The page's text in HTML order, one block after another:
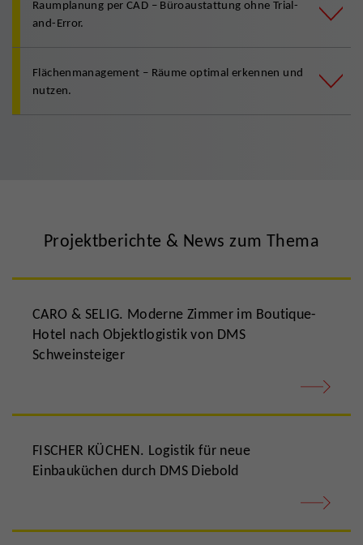
Raumplanung per CAD – Büroaustattung ohne Trial-
and-Error.
Flächenmanagement – Räume optimal erkennen und
nutzen.
Projektberichte & News zum Thema
CARO & SELIG. Moderne Zimmer im Boutique-
Hotel nach Objektlogistik von DMS
Schweinsteiger
FISCHER KÜCHEN. Logistik für neue
Einbauküchen durch DMS Diebold